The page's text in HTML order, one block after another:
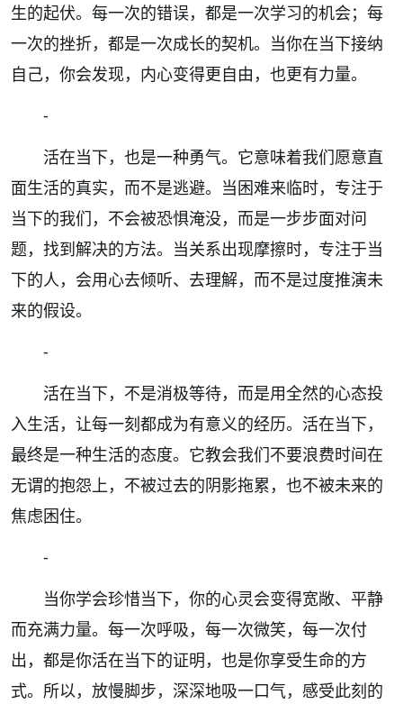
生的起伏。每一次的错误，都是一次学习的机会；每
一次的挫折，都是一次成长的契机。当你在当下接纳
自己，你会发现，内心变得更自由，也更有力量。
-
活在当下，也是一种勇气。它意味着我们愿意直
面生活的真实，而不是逃避。当困难来临时，专注于
当下的我们，不会被恐惧淹没，而是一步步面对问
题，找到解决的方法。当关系出现摩擦时，专注于当
下的人，会用心去倾听、去理解，而不是过度推演未
来的假设。
-
活在当下，不是消极等待，而是用全然的心态投
入生活，让每一刻都成为有意义的经历。活在当下，
最终是一种生活的态度。它教会我们不要浪费时间在
无谓的抱怨上，不被过去的阴影拖累，也不被未来的
焦虑困住。
-
当你学会珍惜当下，你的心灵会变得宽敞、平静
而充满力量。每一次呼吸，每一次微笑，每一次付
出，都是你活在当下的证明，也是你享受生命的方
式。所以，放慢脚步，深深地吸一口气，感受此刻的